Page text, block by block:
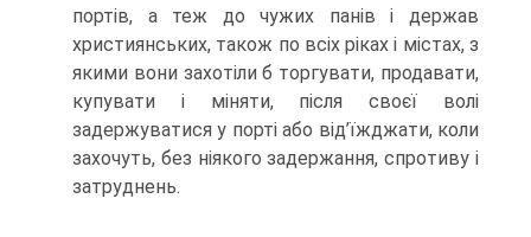
портів, а теж до чужих панів і держав
християнських, також по всіх ріках і містах, з
якими вони захотіли б торгувати, продавати,
купувати і міняти, після своєї волі
задержуватися у порті або від’їжджа­ти, коли
захочуть, без ніякого задержання, спротиву і
затруднень.